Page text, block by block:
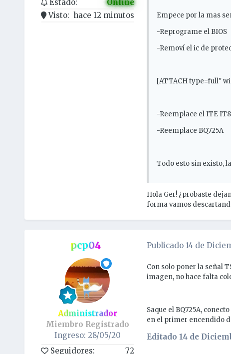
Estado:
Online
Visto: hace 12 minutos
Empece por la mas
-Reprograme el BIOS
-Removí el ic de
[ATTACH type=full"
-Reemplace el ITE
-Reemplace BQ725A
Todo esto sin existo,
Hola Ger! ¿probaste
forma vamos
pcp04
Administrador
Miembro Registrado
Ingreso: 28/05/20
Seguidores:
72
Publicado 14 de
Con solo poner la señal
imagen, no hace falta
Saque el BQ725A,
en el primer encendido
Editado 14 de